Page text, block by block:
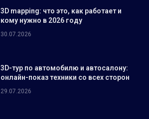
3D mapping: что это, как работает и
кому нужно в 2026 году
30.07.2026
3D-тур по автомобилю и автосалону:
онлайн-показ техники со всех сторон
29.07.2026